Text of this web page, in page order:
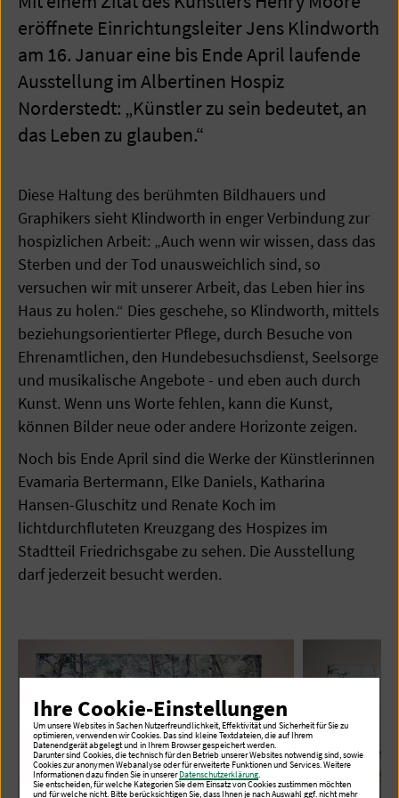
eröffnete Einrichtungsleiter Jens Klindworth
am 16. Januar eine bis Ende April laufende
Ausstellung im Albertinen Hospiz
Norderstedt: „Künstler zu sein bedeutet, an
das Leben zu glauben.“
Diese Haltung des berühmten Bildhauers und
Graphikers sieht Klindworth in enger Verbindung zur
hospizlichen Arbeit: „Auch wenn wir wissen, dass das
Sterben und der Tod unausweichlich sind, so
versuchen wir mit unserer Arbeit, das Leben hier ins
Haus zu holen.“ Dies geschehe, so Klindworth, mittels
beziehungsorientierter Pflege, durch Besuche von
Ehrenamtlichen, den Hundebesuchsdienst, Seelsorge
und musikalische Angebote - und eben auch durch
Kunst. Wenn uns Worte fehlen, kann die Kunst,
können Bilder neue oder andere Horizonte zeigen.
Noch bis Ende April sind die Werke der Künstlerinnen
Evamaria Bertermann, Elke Daniels, Katharina
Hansen-Gluschitz und Renate Koch im
lichtdurchfluteten Kreuzgang des Hospizes im
Stadtteil Friedrichsgabe zu sehen. Die Ausstellung
darf jederzeit besucht werden.
Ihre Cookie-Einstellungen
Um unsere Websites in Sachen Nutzerfreundlichkeit, Effektivität und Sicherheit für Sie zu
optimieren, verwenden wir Cookies. Das sind kleine Textdateien, die auf Ihrem
Datenendgerät abgelegt und in Ihrem Browser gespeichert werden.
Darunter sind Cookies, die technisch für den Betrieb unserer Websites notwendig sind, sowie
Cookies zur anonymen Webanalyse oder für erweiterte Funktionen und Services. Weitere
Informationen dazu finden Sie in unsererDatenschutzerklärung.
Sie entscheiden, für welche Kategorien Sie dem Einsatz von Cookies zustimmen möchten
und für welche nicht. Bitte berücksichtigen Sie, dass Ihnen je nach Auswahl ggf. nicht mehr